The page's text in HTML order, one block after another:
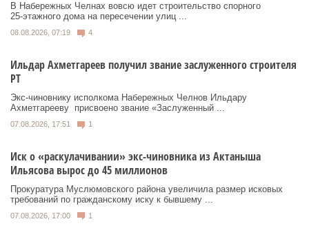
В Набережных Челнах вовсю идет строительство спорного
25‑этажного дома на пересечении улиц ...
08.08.2026, 07:19 4
Ильдар Ахметгареев получил звание заслуженного строителя
РТ
Экс‑чиновнику исполкома Набережных Челнов Ильдару
Ахметгарееву присвоено звание «Заслуженный ...
07.08.2026, 17:51 1
Иск о «раскулачивании» экс-чиновника из Актаныша
Ильясова вырос до 45 миллионов
Прокуратура Муслюмовского района увеличила размер исковых
требований по гражданскому иску к бывшему ...
07.08.2026, 17:00 1